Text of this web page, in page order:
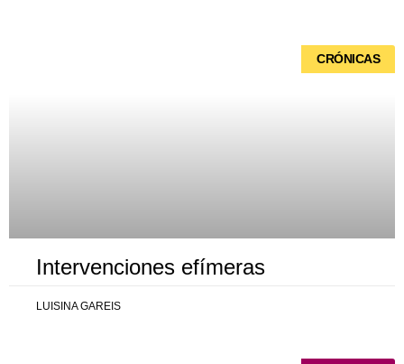
CRÓNICAS
Intervenciones efímeras
LUISINA GAREIS